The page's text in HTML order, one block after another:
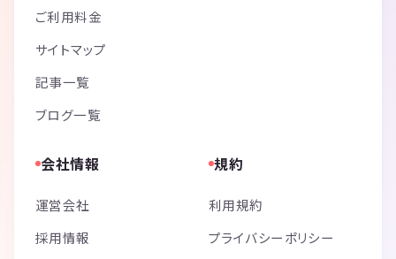
ご利用料金
サイトマップ
記事一覧
ブログ一覧
会社情報
運営会社
採用情報
規約
利用規約
プライバシーポリシー